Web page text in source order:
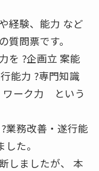
経験、能力 など
問票です。
を ?企画立 案能
能力 ?専門知識
ワーク力 という
業務改善・遂行能
た。
しましたが、 本